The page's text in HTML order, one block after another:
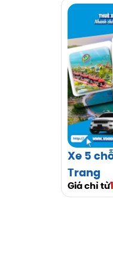
Xe 5
Trang
Giá chỉ từ